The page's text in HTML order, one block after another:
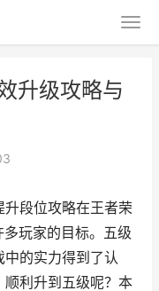
升级攻略与
段位攻略在王者荣
玩家的目标。五级
的实力得到了认
利升到五级呢？本